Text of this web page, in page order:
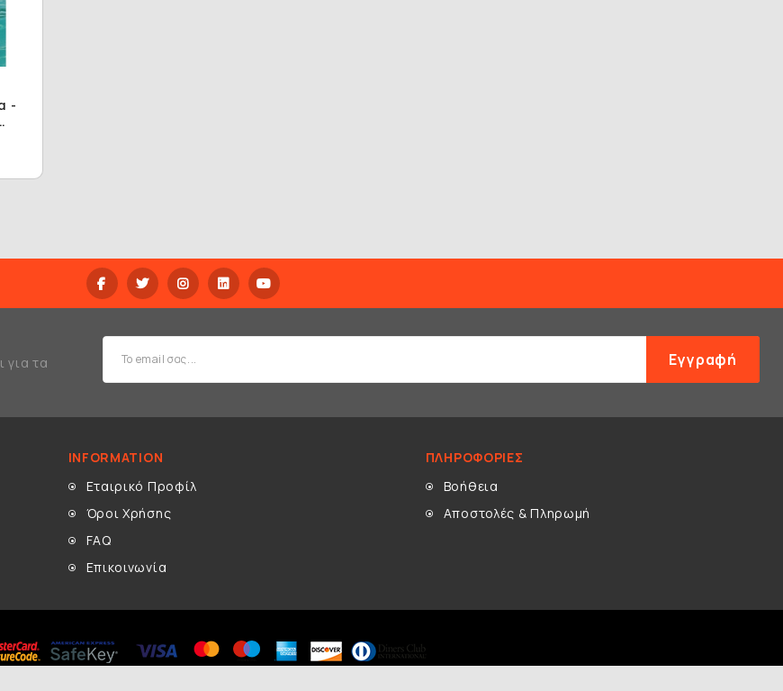
-
για τα
Εγγραφή
INFORMATION
Εταιρικό Προφίλ
Όροι Χρήσης
FAQ
Επικοινωνία
ΠΛΗΡΟΦΟΡΊΕΣ
Βοήθεια
Αποστολές & Πληρωμή